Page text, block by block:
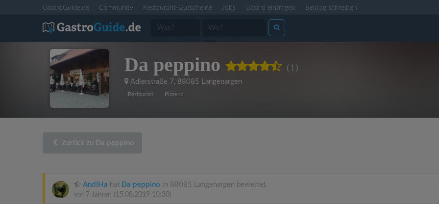
GastroGuide.de Community Restaurant-Gutscheine Jobs Gastro eintragen Beitrag schreiben
Da peppino (1)
Adlerstraße 7, 88085 Langenargen
Restaurant Pizzeria
Zurück zu Da peppino
AndiHa hat Da peppino in 88085 Langenargen bewertet.
vor 7 Jahren (15.08.2019 10:30)